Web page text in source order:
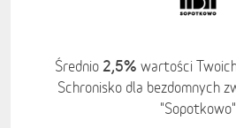
Średnio 2,5% wartości
Schronisko dla bezdomnych
"Sopotkowo"